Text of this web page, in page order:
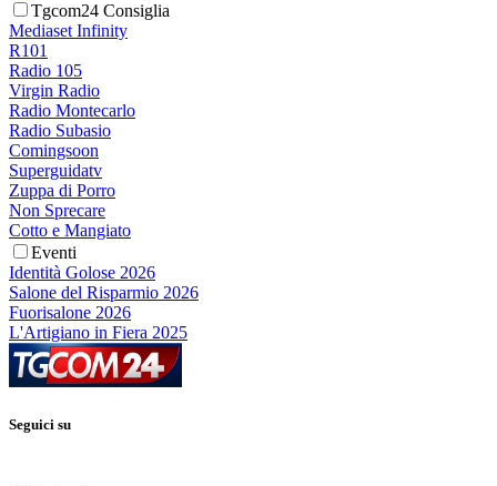
Tgcom24 Consiglia
Mediaset Infinity
R101
Radio 105
Virgin Radio
Radio Montecarlo
Radio Subasio
Comingsoon
Superguidatv
Zuppa di Porro
Non Sprecare
Cotto e Mangiato
Eventi
Identità Golose 2026
Salone del Risparmio 2026
Fuorisalone 2026
L'Artigiano in Fiera 2025
Seguici su